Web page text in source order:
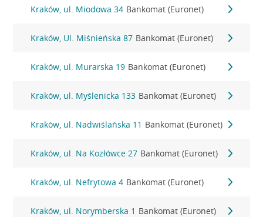
Kraków, ul. Miodowa 34 Bankomat (Euronet)
Kraków, Ul. Miśnieńska 87 Bankomat (Euronet)
Kraków, ul. Murarska 19 Bankomat (Euronet)
Kraków, ul. Myślenicka 133 Bankomat (Euronet)
Kraków, ul. Nadwiślańska 11 Bankomat (Euronet)
Kraków, ul. Na Kozłówce 27 Bankomat (Euronet)
Kraków, ul. Nefrytowa 4 Bankomat (Euronet)
Kraków, ul. Norymberska 1 Bankomat (Euronet)